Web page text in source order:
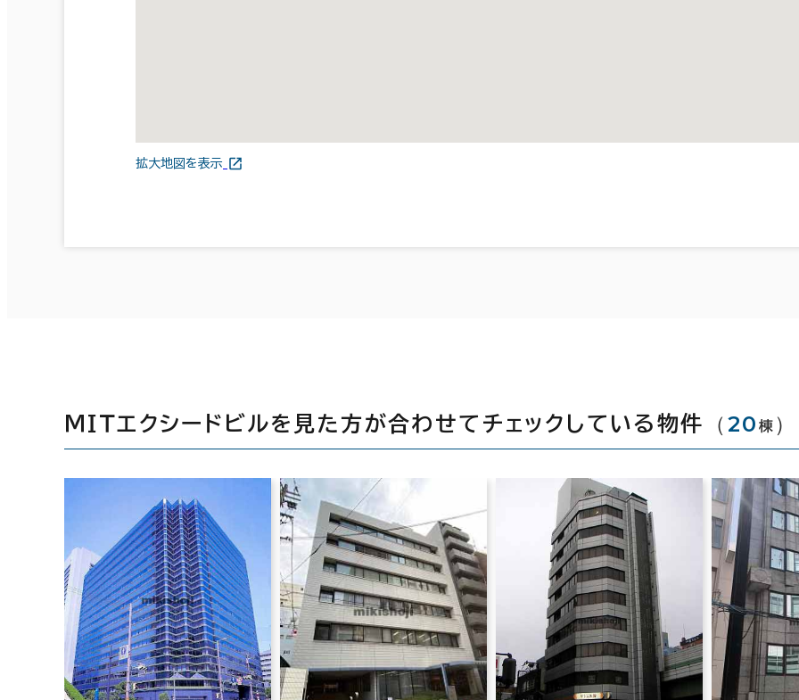
拡大地図を表示
ＭＩＴエクシードビルを見た方が合わせてチェックしている物件 （20 棟 ）